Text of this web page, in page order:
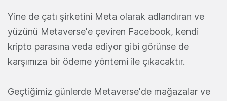
Yine de çatı şirketini Meta olarak adlandıran ve
yüzünü Metaverse'e çeviren Facebook, kendi
kripto parasına veda ediyor gibi görünse de
karşımıza bir ödeme yöntemi ile çıkacaktır.
Geçtiğimiz günlerde Metaverse'de mağazalar ve